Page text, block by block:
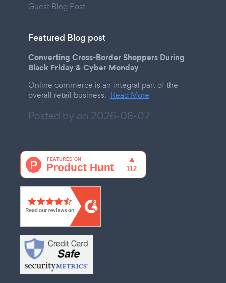
Guest Blog Post
Featured Blog post
Converting Cross-Border Shoppers During
Black Friday & Cyber Monday
Online commerce is an integral part of the
overall retail business. Read More
Posted by on 2026-08-07